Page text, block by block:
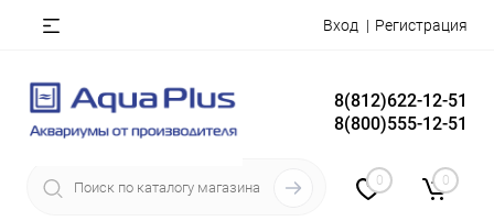
Вход Регистрация
8(812)622-12-51
8(800)555-12-51
0 0